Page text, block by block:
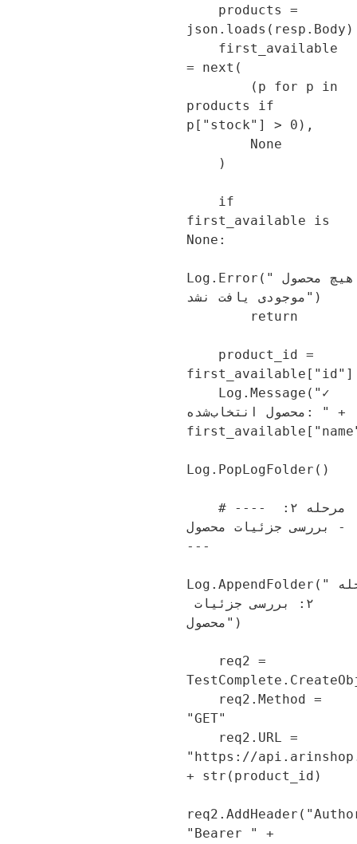
    products =
    first_available
= next(
        (p for p in
products if
p["stock"] > 0),
        None
    )
    if
first_available is
None:
Log.Error("هیچ محصول
موجودی یافت نشد")
        return
    product_id =
    Log.Message("✓
محصول انتخاب‌شده: " +
Log.PopLogFolder()
    # ---- مرحله ۲:
بررسی جزئیات محصول -
---
Log.AppendFolder("مرحله
۲: بررسی جزئیات
محصول")
    req2 =
    req2.Method =
"GET"
    req2.URL =
"https://
+ str(product_id)
"Bearer " +